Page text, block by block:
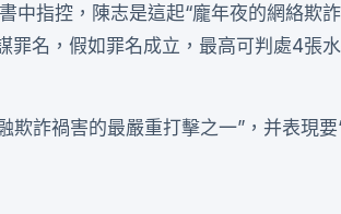
中指控，陳志是這起“龐年夜的網絡欺
罪名，假如罪名成立，最高可判處4張
詐禍害的最嚴重打擊之一”，并表現要